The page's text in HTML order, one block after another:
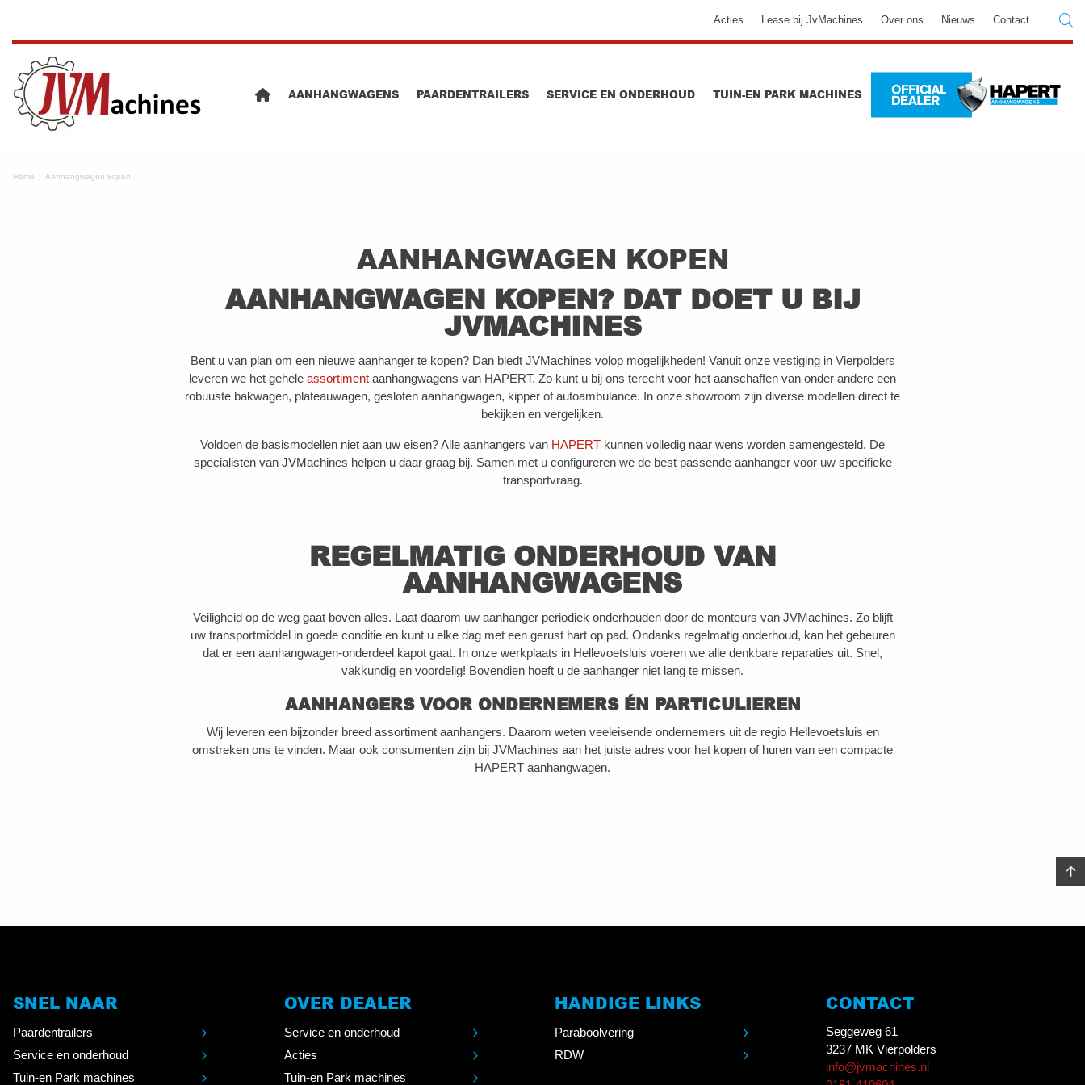
Acties Lease bij JvMachines Over ons Nieuws Contact
AANHANGWAGENS PAARDENTRAILERS SERVICE EN ONDERHOUD TUIN-EN PARK MACHINES
Home Aanhangwagen kopen
AANHANGWAGEN KOPEN
AANHANGWAGEN KOPEN? DAT DOET U BIJ
JVMACHINES
Bent u van plan om een nieuwe aanhanger te kopen? Dan biedt JVMachines volop mogelijkheden! Vanuit onze vestiging in Vierpolders
leveren we het gehele assortiment aanhangwagens van HAPERT. Zo kunt u bij ons terecht voor het aanschaffen van onder andere een
robuuste bakwagen, plateauwagen, gesloten aanhangwagen, kipper of autoambulance. In onze showroom zijn diverse modellen direct te
bekijken en vergelijken.
Voldoen de basismodellen niet aan uw eisen? Alle aanhangers van HAPERT kunnen volledig naar wens worden samengesteld. De
specialisten van JVMachines helpen u daar graag bij. Samen met u configureren we de best passende aanhanger voor uw specifieke
transportvraag.
REGELMATIG ONDERHOUD VAN
AANHANGWAGENS
Veiligheid op de weg gaat boven alles. Laat daarom uw aanhanger periodiek onderhouden door de monteurs van JVMachines. Zo blijft
uw transportmiddel in goede conditie en kunt u elke dag met een gerust hart op pad. Ondanks regelmatig onderhoud, kan het gebeuren
dat er een aanhangwagen-onderdeel kapot gaat. In onze werkplaats in Hellevoetsluis voeren we alle denkbare reparaties uit. Snel,
vakkundig en voordelig! Bovendien hoeft u de aanhanger niet lang te missen.
AANHANGERS VOOR ONDERNEMERS ÉN PARTICULIEREN
Wij leveren een bijzonder breed assortiment aanhangers. Daarom weten veeleisende ondernemers uit de regio Hellevoetsluis en
omstreken ons te vinden. Maar ook consumenten zijn bij JVMachines aan het juiste adres voor het kopen of huren van een compacte
HAPERT aanhangwagen.
SNEL NAAR
Paardentrailers
Service en onderhoud
Tuin-en Park machines
OVER DEALER
Service en onderhoud
Acties
Tuin-en Park machines
HANDIGE LINKS
Paraboolvering
RDW
CONTACT
Seggeweg 61
3237 MK Vierpolders
info@jvmachines.nl